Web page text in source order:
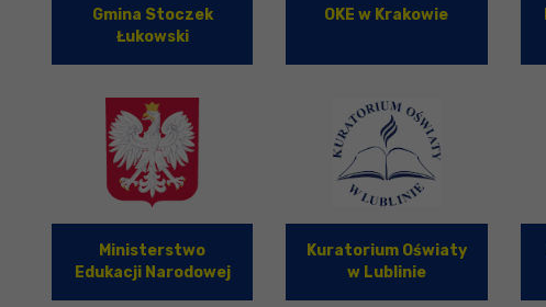
Gmina Stoczek
Łukowski
OKE w Krakowie
Ministerstwo
Edukacji Narodowej
Kuratorium Oświaty
w Lublinie